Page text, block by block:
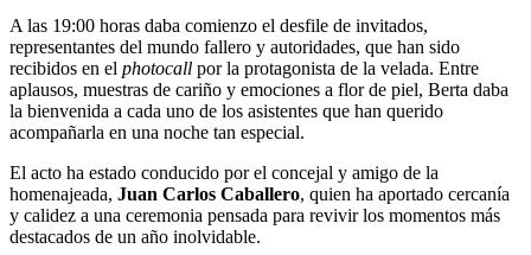
A las 19:00 horas daba comienzo el desfile de invitados,
representantes del mundo fallero y autoridades, que han sido
recibidos en el photocall por la protagonista de la velada. Entre
aplausos, muestras de cariño y emociones a flor de piel, Berta daba
la bienvenida a cada uno de los asistentes que han querido
acompañarla en una noche tan especial.
El acto ha estado conducido por el concejal y amigo de la
homenajeada, Juan Carlos Caballero, quien ha aportado cercanía
y calidez a una ceremonia pensada para revivir los momentos más
destacados de un año inolvidable.